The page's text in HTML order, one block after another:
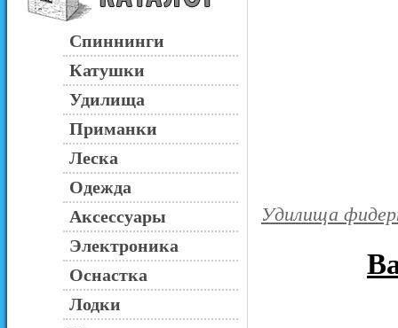
Спиннинги
Катушки
Удилища
Приманки
Леска
Одежда
Аксессуары
Электроника
Оснастка
Лодки
Удилища